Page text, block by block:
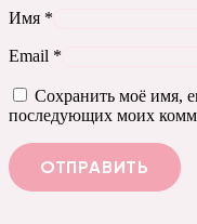
Имя *
Email *
Сохранить моё имя,
последующих моих